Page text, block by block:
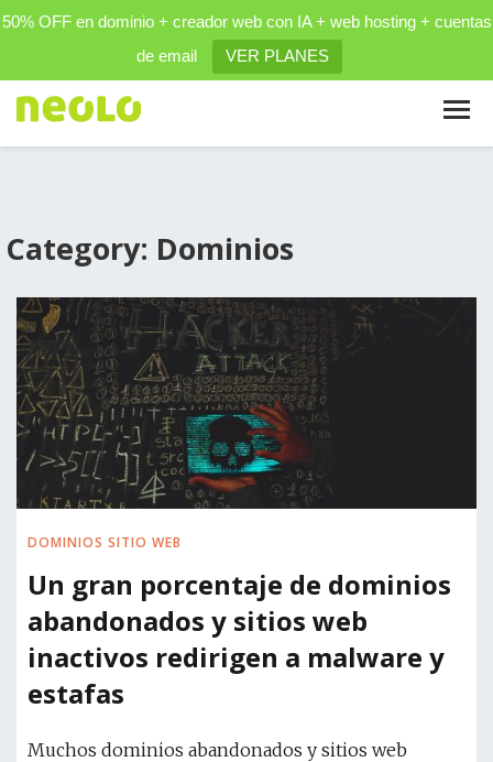
50% OFF en dominio + creador web con IA + web hosting + cuentas
de email
VER PLANES
Category: Dominios
DOMINIOS SITIO WEB
Un gran porcentaje de dominios
abandonados y sitios web
inactivos redirigen a malware y
estafas
Muchos dominios abandonados y sitios web